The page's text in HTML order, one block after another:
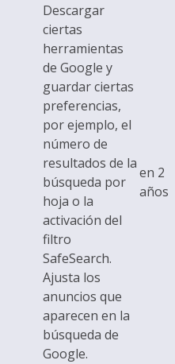
Descargar
ciertas
herramientas
de Google y
guardar ciertas
preferencias,
por ejemplo, el
número de
resultados de la
búsqueda por
hoja o la
activación del
filtro
SafeSearch.
Ajusta los
anuncios que
aparecen en la
búsqueda de
Google.
en 2
años